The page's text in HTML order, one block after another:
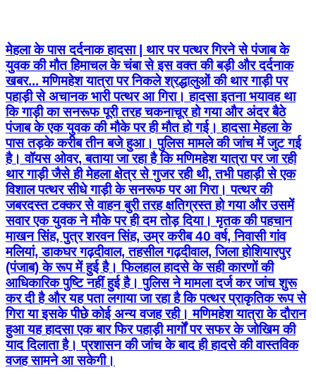
मेहला के पास दर्दनाक हादसा | थार पर पत्थर गिरने से पंजाब के
युवक की मौत हिमाचल के चंबा से इस वक्त की बड़ी और दर्दनाक
खबर... मणिमहेश यात्रा पर निकले श्रद्धालुओं की थार गाड़ी पर
पहाड़ी से अचानक भारी पत्थर आ गिरा। हादसा इतना भयावह था
कि गाड़ी का सनरूफ पूरी तरह चकनाचूर हो गया और अंदर बैठे
पंजाब के एक युवक की मौके पर ही मौत हो गई। हादसा मेहला के
पास तड़के करीब तीन बजे हुआ। पुलिस मामले की जांच में जुट गई
है। वॉयस ओवर, बताया जा रहा है कि मणिमहेश यात्रा पर जा रही
थार गाड़ी जैसे ही मेहला क्षेत्र से गुजर रही थी, तभी पहाड़ी से एक
विशाल पत्थर सीधे गाड़ी के सनरूफ पर आ गिरा। पत्थर की
जबरदस्त टक्कर से वाहन बुरी तरह क्षतिग्रस्त हो गया और उसमें
सवार एक युवक ने मौके पर ही दम तोड़ दिया। मृतक की पहचान
माखन सिंह, पुत्र शरवन सिंह, उम्र करीब 40 वर्ष, निवासी गांव
मलियां, डाकघर गढ़दीवाल, तहसील गढ़दीवाल, जिला होशियारपुर
(पंजाब) के रूप में हुई है। फिलहाल हादसे के सही कारणों की
आधिकारिक पुष्टि नहीं हुई है। पुलिस ने मामला दर्ज कर जांच शुरू
कर दी है और यह पता लगाया जा रहा है कि पत्थर प्राकृतिक रूप से
गिरा या इसके पीछे कोई अन्य वजह रही। मणिमहेश यात्रा के दौरान
हुआ यह हादसा एक बार फिर पहाड़ी मार्गों पर सफर के जोखिम की
याद दिलाता है। प्रशासन की जांच के बाद ही हादसे की वास्तविक
वजह सामने आ सकेगी।